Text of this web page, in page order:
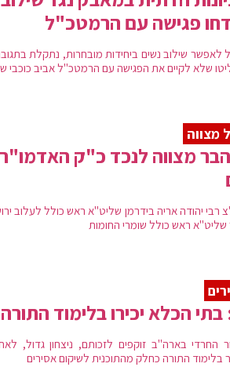
פגישה עם הרמטכ"ל
שילוב נשים ביחידות מובחרות, נתקלת
שלא לקיים את הפגישה עם הרמטכ"ל אביב כוכבי
מצווה
מצווה לנכד כ"ק
רבי יהודה אריה בידרמן שליט"א ראש כולל לעלוב
ראש כולל שומרי החומות
הכלא יכירו בלימוד התורה
החרדי בארה"ב זוקפים לזכותם, ניצחון גדול,
בלימוד התורה כחלק מהתוכנית לשיקום אסירים